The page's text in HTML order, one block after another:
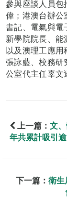
參與座談人員包
偉；港澳台辦公
書記、電氣與電
新學院院長、能
以及澳理工應
張詠藍、校務研
公室代主任辜文
上一篇： 文
年共累計吸引
下一篇： 衛生